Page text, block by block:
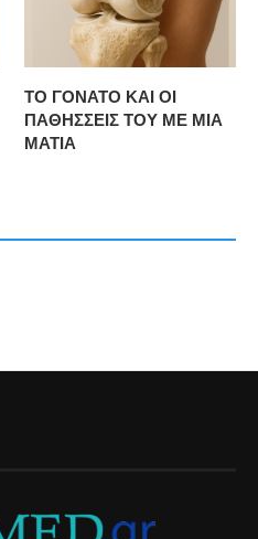
ΤΟ ΓΟΝΑΤΟ ΚΑΙ ΟΙ
ΠΑΘΗΣΣΕΙΣ ΤΟΥ ΜΕ ΜΙΑ
ΜΑΤΙΑ